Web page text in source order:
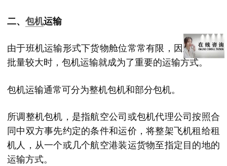
二、 包机运输
由于班机运输形式下货物舱位常常有限，因此到货物
批量较大时，包机运输就成为了重要的运输方式。
包机运输通常可分为整机包机和部分包机。
所调整机包机，是指航空公司或包机代理公司按照合
同中双方事先约定的条件和运价，将整架飞机租给租
机人，从一个或几个航空港装运货物至指定目的地的
运输方式。